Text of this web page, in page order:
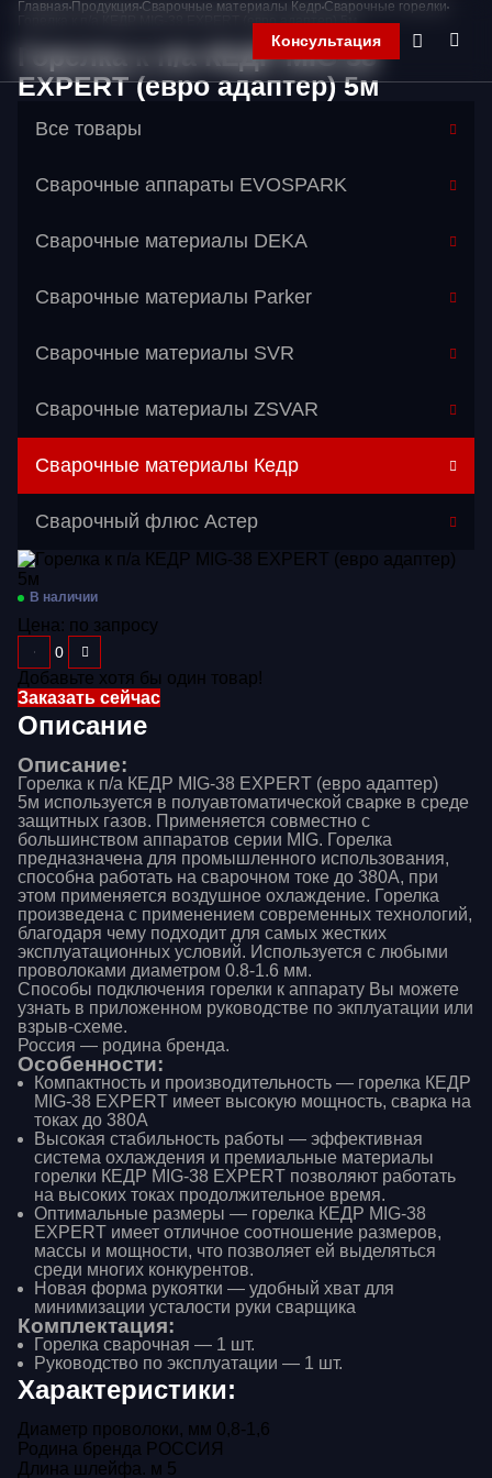
Консультация
Продукция
Корзина
Главная Продукция Сварочные материалы Кедр Сварочные горелки
Горелка к п/а КЕДР MIG-38 EXPERT (евро адаптер) 5м
Горелка к п/а КЕДР MIG-38
EXPERT (евро адаптер) 5м
Все товары
Сварочные аппараты EVOSPARK
Сварочные материалы DEKA
Сварочные материалы Parker
Сварочные материалы SVR
Сварочные материалы ZSVAR
Сварочные материалы Кедр
Перейти в категорию
Газосварочное оборудование
Дополнительное оборудование
Распродажа
Расходные материалы
Сварочные аппараты
Сварочные горелки
Средства защиты
Сварочный флюс Астер
В наличии
Цена: по запросу
Добавьте хотя бы один товар!
Заказать сейчас
Описание
Описание:
Горелка к п/а КЕДР MIG-38 EXPERT (евро адаптер)
5м используется в полуавтоматической сварке в среде
защитных газов. Применяется совместно с
большинством аппаратов серии MIG. Горелка
предназначена для промышленного использования,
способна работать на сварочном токе до 380А, при
этом применяется воздушное охлаждение. Горелка
произведена с применением современных технологий,
благодаря чему подходит для самых жестких
эксплуатационных условий. Используется с любыми
проволоками диаметром 0.8-1.6 мм.
Способы подключения горелки к аппарату Вы можете
узнать в приложенном руководстве по экплуатации или
взрыв-схеме.
Россия — родина бренда.
Особенности:
Компактность и производительность — горелка КЕДР
MIG-38 EXPERT имеет высокую мощность, сварка на
токах до 380А
Высокая стабильность работы — эффективная
система охлаждения и премиальные материалы
горелки КЕДР MIG-38 EXPERT позволяют работать
на высоких токах продолжительное время.
Оптимальные размеры — горелка КЕДР MIG-38
EXPERT имеет отличное соотношение размеров,
массы и мощности, что позволяет ей выделяться
среди многих конкурентов.
Новая форма рукоятки — удобный хват для
минимизации усталости руки сварщика
Комплектация:
Горелка сварочная — 1 шт.
Руководство по эксплуатации — 1 шт.
Характеристики:
Диаметр проволоки, мм 0,8-1,6
Родина бренда РОССИЯ
Длина шлейфа. м 5
Ваше имя